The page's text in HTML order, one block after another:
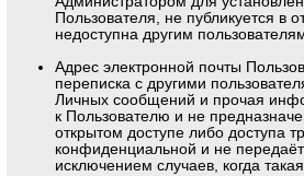
Пользователя, не публикуется в
недоступна другим
Адрес электронной почты
переписка с другими
Личных сообщений и прочая
к Пользователю и не
открытом доступе либо доступа
конфиденциальной и не
исключением случаев, когда